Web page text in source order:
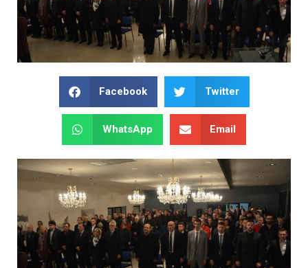
Facebook Twitter
WhatsApp Email